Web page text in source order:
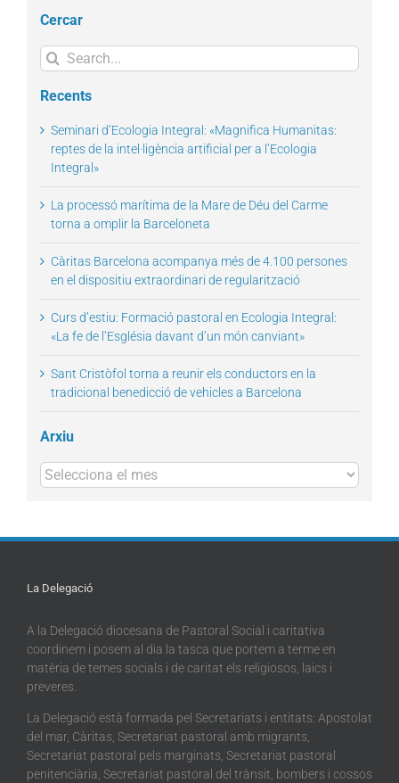
Cercar
Search
for:
Recents
Seminari d’Ecologia Integral: «Magnifica Humanitas:
reptes de la intel·ligència artificial per a l’Ecologia
Integral»
La processó marítima de la Mare de Déu del Carme
torna a omplir la Barceloneta
Càritas Barcelona acompanya més de 4.100 persones
en el dispositiu extraordinari de regularització
Curs d’estiu: Formació pastoral en Ecologia Integral:
«La fe de l’Església davant d’un món canviant»
Sant Cristòfol torna a reunir els conductors en la
tradicional benedicció de vehicles a Barcelona
Arxiu
Arxius
La Delegació
A la Delegació diocesana de Pastoral Social i caritativa
coordinem i posem al dia la tasca que portem a terme en
matèria de temes socials i de caritat els religiosos, laics i
preveres.
La Delegació està formada pel Secretariats i entitats: Apostolat
del mar, Càritas, Secretariat pastoral amb migrants,
Secretariat pastoral pels marginats, Secretariat pastoral
penitenciària, Secretariat pastoral del trànsit, bombers i cossos